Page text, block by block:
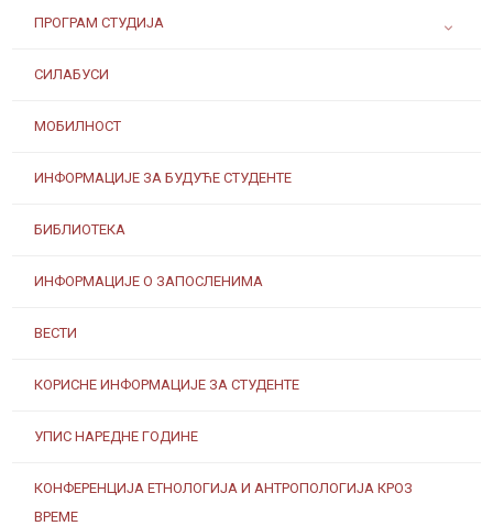
ПРОГРАМ СТУДИЈА
СИЛАБУСИ
МОБИЛНОСТ
ИНФОРМАЦИЈЕ ЗА БУДУЋЕ СТУДЕНТЕ
БИБЛИОТЕКА
ИНФОРМАЦИЈЕ О ЗАПОСЛЕНИМА
ВЕСТИ
КОРИСНЕ ИНФОРМАЦИЈЕ ЗА СТУДЕНТЕ
УПИС НАРЕДНЕ ГОДИНЕ
КОНФЕРЕНЦИЈА ЕТНОЛОГИЈА И АНТРОПОЛОГИЈА КРОЗ
ВРЕМЕ